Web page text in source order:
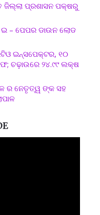
ଜିଲ୍ଲା ପ୍ରଶାସନ ପକ୍ଷରୁ
– ପେପର ଡାଉନ ଲୋଡ
ଇନ୍ସପେକ୍ଟର, ୧୦
ଚଢ଼ାଉରେ ୨୪.୯୯ ଲକ୍ଷ
ର ନେତୃତ୍ୱ ଙ୍କ ସହ